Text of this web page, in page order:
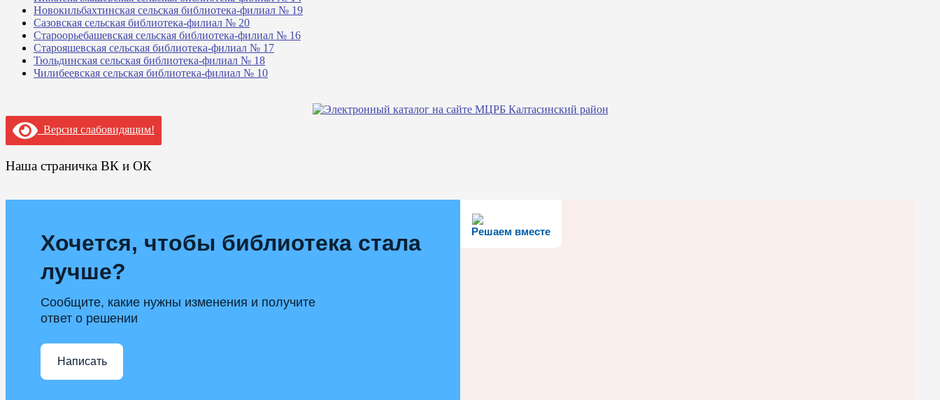
Новокильбахтинская сельская библиотека-филиал № 19
Сазовская сельская библиотека-филиал № 20
Староорьебашевская сельская библиотека-филиал № 16
Старояшевская сельская библиотека-филиал № 17
Тюльдинская сельская библиотека-филиал № 18
Чилибеевская сельская библиотека-филиал № 10
Версия слабовидящим!
Наша страничка ВК и ОК
Решаем вместе
Хочется, чтобы библиотека стала
лучше?
Сообщите, какие нужны изменения и получите
ответ о решении
Написать